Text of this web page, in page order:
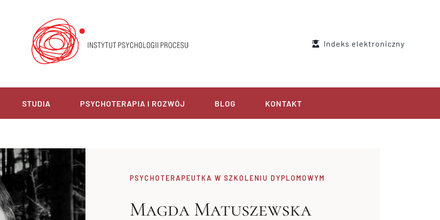
Indeks elektroniczny
STUDIA PSYCHOTERAPIA I ROZWÓJ BLOG KONTAKT
PSYCHOTERAPEUTKA W SZKOLENIU DYPLOMOWYM
Magda Matuszewska